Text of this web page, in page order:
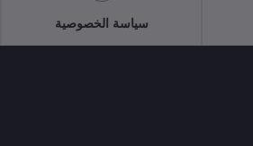
سياسة الخصوصية